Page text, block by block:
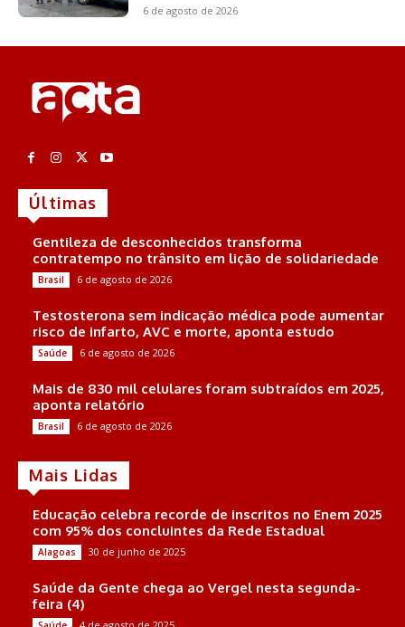
6 de agosto de 2026
Últimas
Gentileza de desconhecidos transforma
contratempo no trânsito em lição de solidariedade
Brasil 6 de agosto de 2026
Testosterona sem indicação médica pode aumentar
risco de infarto, AVC e morte, aponta estudo
Saúde 6 de agosto de 2026
Mais de 830 mil celulares foram subtraídos em 2025,
aponta relatório
Brasil 6 de agosto de 2026
Mais Lidas
Educação celebra recorde de inscritos no Enem 2025
com 95% dos concluintes da Rede Estadual
Alagoas 30 de junho de 2025
Saúde da Gente chega ao Vergel nesta segunda-
feira (4)